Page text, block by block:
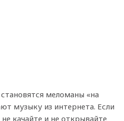
меломаны «на
музыку из интернета. Если
качайте и не открывайте